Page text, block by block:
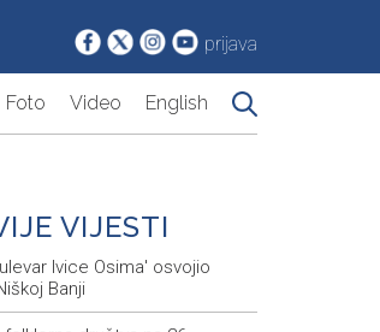
prijava
Foto Video English
VIJESTI
Ivice Osima' osvojio
Banji